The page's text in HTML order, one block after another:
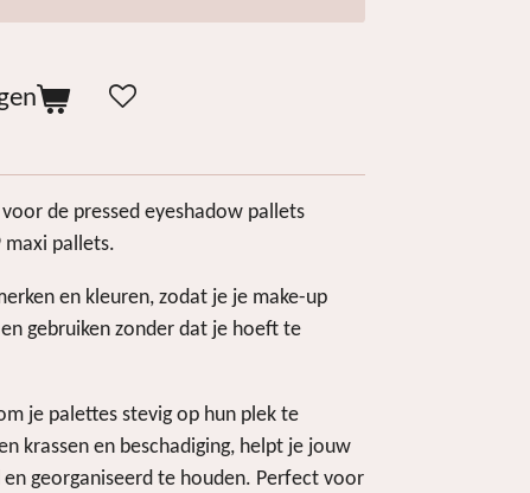
de pressed eyeshadow pallets
pallets.
en kleuren, zodat je je make-up
gebruiken zonder dat je hoeft te
je palettes stevig op hun plek te
krassen en beschadiging, helpt je jouw
georganiseerd te houden. Perfect voor